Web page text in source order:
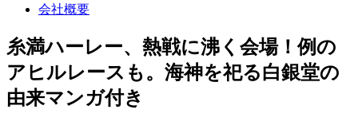
会社概要
糸満ハーレー、熱戦に沸く会場！例の
アヒルレースも。海神を祀る白銀堂の
由来マンガ付き